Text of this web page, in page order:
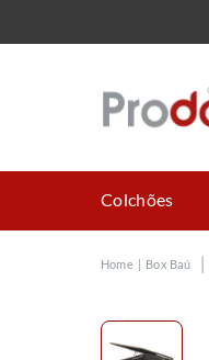
Colchões
Box Baú